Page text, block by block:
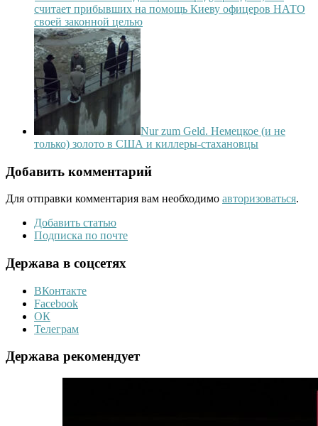
считает прибывших на помощь Киеву офицеров НАТО
своей законной целью
Nur zum Geld. Немецкое (и не
только) золото в США и киллеры-стахановцы
Добавить комментарий
Для отправки комментария вам необходимо авторизоваться.
Добавить статью
Подписка по почте
Держава в соцсетях
ВКонтакте
Facebook
ОК
Телеграм
Держава рекомендует